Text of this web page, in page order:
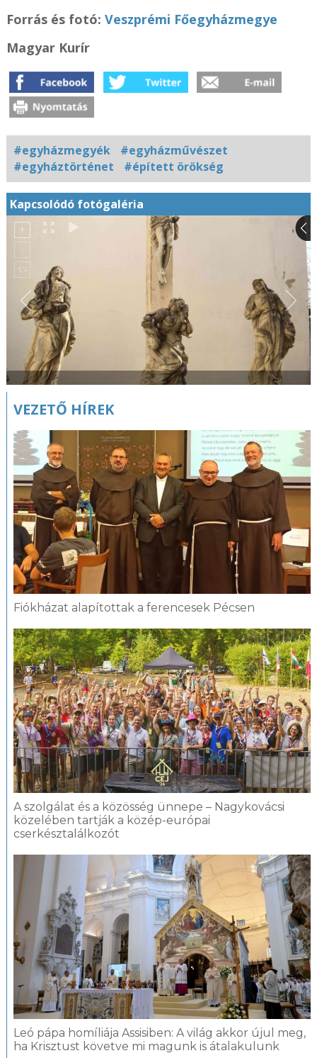
Forrás és fotó: Veszprémi Főegyházmegye
Magyar Kurír
#egyházmegyék
#egyházművészet
#egyháztörténet
#épített örökség
Kapcsolódó fotógaléria
VEZETŐ HÍREK
Fiókházat alapítottak a ferencesek Pécsen
A szolgálat és a közösség ünnepe – Nagykovácsi
közelében tartják a közép-európai
cserkésztalálkozót
Leó pápa homíliája Assisiben: A világ akkor újul meg,
ha Krisztust követve mi magunk is átalakulunk